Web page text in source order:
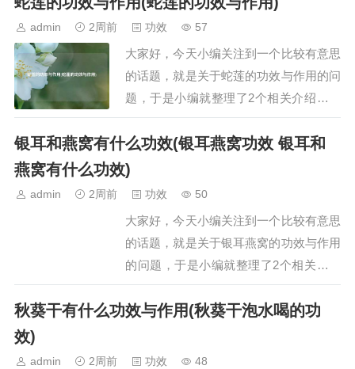
胡舒肝散的功效与作用是什么一、舒肝散
的功效与作用舒肝散具有舒肝理气、散郁
调经的功效，主要用于治疗肝气不舒及肝
郁气滞引发的…
admin 2周前 功效 57
大家好，今天小编关注到一个比较有意思
的话题，就是关于蛇莲的功效与作用的问
题，于是小编就整理了2个相关介绍蛇莲
的功效与作用的解答，让我们一起看看
吧。文章目录：蛇莲的功效与作用蛇莲的
功效与作用一、蛇莲的功效与作用蛇莲的
功效与作用主要有以下三方面：一、增强
种生物活性成分…
银耳和燕窝有什么功效(银耳燕窝功效 银耳和
燕窝有什么功效)
admin 2周前 功效 50
大家好，今天小编关注到一个比较有意思
的话题，就是关于银耳燕窝的功效与作用
的问题，于是小编就整理了2个相关介绍
银耳燕窝的功效与作用的解答，让我们一
起看看吧。文章目录：银耳和燕窝有什么
效一、银耳和燕窝有什么功效银耳和燕窝
秋葵干有什么功效与作用(秋葵干泡水喝的功
效)
admin 2周前 功效 48